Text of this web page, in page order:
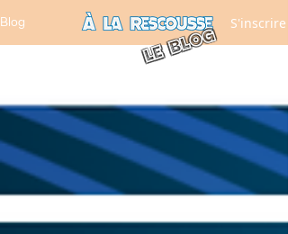
Blog S'inscrire
LE BLOG